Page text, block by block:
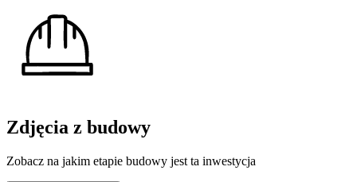
Zdjęcia z budowy
Zobacz na jakim etapie budowy jest ta inwestycja